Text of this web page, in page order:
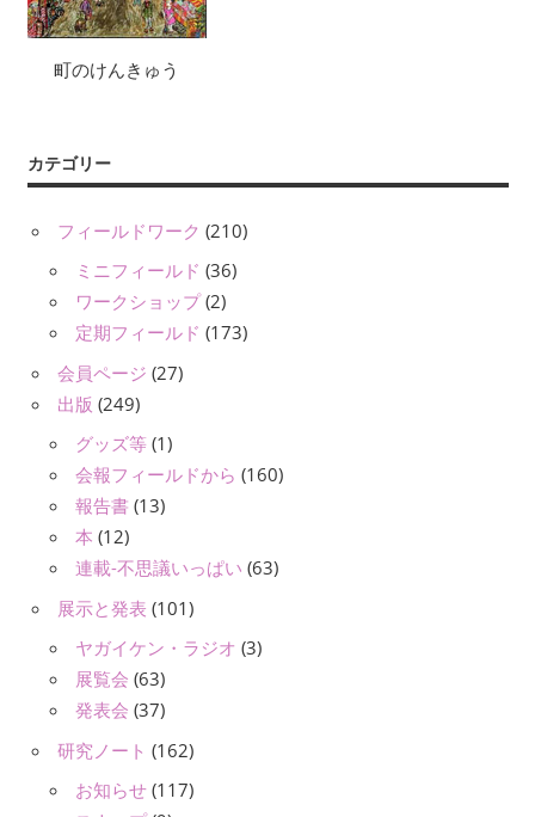
町のけんきゅう
カテゴリー
フィールドワーク (210)
ミニフィールド (36)
ワークショップ(2)
定期フィールド (173)
会員ページ (27)
出版 (249)
グッズ等 (1)
会報フィールドから (160)
報告書 (13)
本 (12)
連載-不思議いっぱい (63)
展示と発表 (101)
ヤガイケン・ラジオ (3)
展覧会 (63)
発表会 (37)
研究ノート (162)
お知らせ (117)